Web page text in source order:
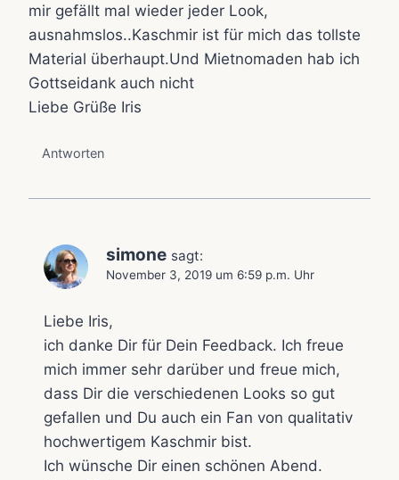
mir gefällt mal wieder jeder Look,
ausnahmslos..Kaschmir ist für mich das tollste
Material überhaupt.Und Mietnomaden hab ich
Gottseidank auch nicht
Liebe Grüße Iris
Antworten
simone sagt:
November 3, 2019 um 6:59 p.m. Uhr
Liebe Iris,
ich danke Dir für Dein Feedback. Ich freue
mich immer sehr darüber und freue mich,
dass Dir die verschiedenen Looks so gut
gefallen und Du auch ein Fan von qualitativ
hochwertigem Kaschmir bist.
Ich wünsche Dir einen schönen Abend.